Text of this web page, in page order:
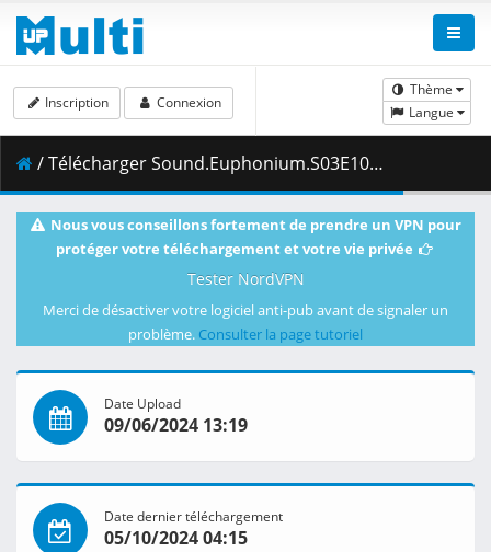
Thème
Langue
Inscription Connexion
/ Télécharger Sound.Euphonium.S03E10.Expressing.Arpeggios.1080p.CR.WEB-DL.AAC2.0.H.264-VARYG.mkv.001 ( 483.48 MB )
Nous vous conseillons fortement de prendre un VPN pour
protéger votre téléchargement et votre vie privée
Tester NordVPN
Merci de désactiver votre logiciel anti-pub avant de signaler un
problème. Consulter la page tutoriel
Date Upload
09/06/2024 13:19
Date dernier téléchargement
05/10/2024 04:15